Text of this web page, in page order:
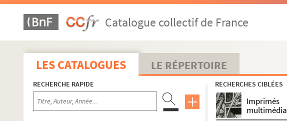
Catalogue collectif de France
LES CATALOGUES LE RÉPERTOIRE
RECHERCHE RAPIDE RECHERCHES CIBLÉES
Imprimés
multimédia
Botru chez les civils : pièce en 3 actes. 1913
Boubouroche. 1893
Les bouffons : pièce en 4 actes. 1907
Boudu sauvé des eaux : comédie en 4 actes. 1919
Le bourgeois gentilhomme : comédie-ballet en 5 actes. 1670
Bourrachon : comédie en 3 actes. 1931